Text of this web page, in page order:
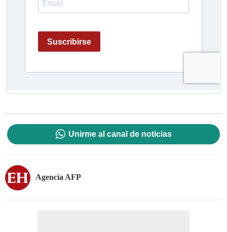
Unirme al canal de noticias
Agencia AFP